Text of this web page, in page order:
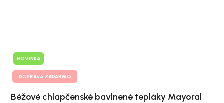
NOVINKA
DOPRAVA ZADARMO
Béžové chlapčenské bavlnené tepláky Mayoral